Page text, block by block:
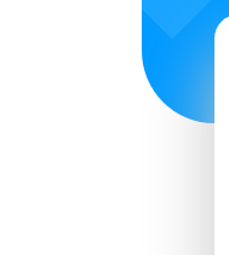
SIGN UP